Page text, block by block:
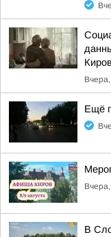
Ещё
В